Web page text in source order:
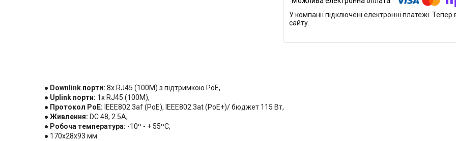
У компанії підключені електронні платежі.
сайту.
● Downlink порти: 8x RJ45 (100M) з підтримкою PoE,
● Uplink порти: 1x RJ45 (100M),
● Протокол PoE: IEEE802.3af (PoE), IEEE802.3at (PoE+)/ бюджет 115 Вт,
● Живлення: DC 48, 2.5А,
● Робоча температура: -10º - + 55ºC,
● 170x28x93 мм